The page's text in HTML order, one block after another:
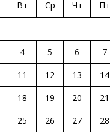
Вт Ср Чт Пт
4 5 6 7
11 12 13 14
18 19 20 21
25 26 27 28